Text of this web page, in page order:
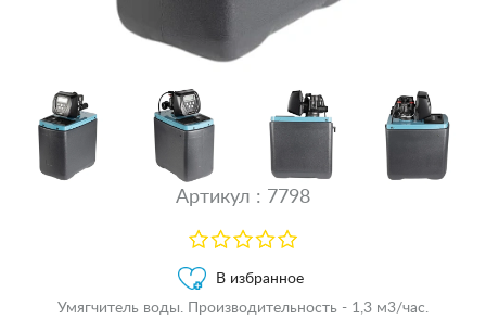
Артикул : 7798
В избранное
Умягчитель воды. Производительность - 1,3 м3/час.